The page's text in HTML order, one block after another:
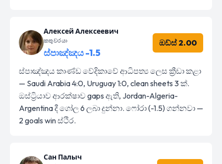
Алексей Алексеевич
කතුවරයා
ස්පාඤ්ඤය -1.5
ඔඩ්ස් 2.00
ස්පාඤ්ඤය කාණ්ඩ වේදිකාවේ ආධිපත්‍ය ලෙස ක්‍රීඩා කළා
— Saudi Arabia 4:0, Uruguay 1:0, clean sheets 3 ක්.
ඔස්ට්‍රියාව ආරක්ෂාව gaps ඇති, Jordan-Algeria-
Argentina දී ගෝල 6 ලබා දුන්නා. ෆෝරා (-1.5) ගන්නවා —
2 goals win ස්ථිර.
Сан Палыч